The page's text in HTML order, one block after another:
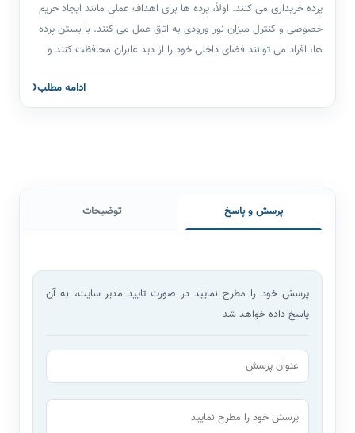
پرده خریداری می کنند. اولاً، پرده ها برای اهداف عملی مانند ایجاد حریم
خصوصی و کنترل میزان نور ورودی به اتاق عمل می کنند. با بستن پرده
ها، افراد می توانند فضای داخلی خود را از دید عابران محافظت کنند و
تنظیم نور طبیعی کمک می‌کنند و به افراد این امکان را می‌دهند تا
روشنایی و محیط را بر اساس ترجیحات خود تنظیم کنند. این ویژگی
عملکرد فضاها کمک می‌کند و ممکن است بر اساس نیازهای خاص هر
فضا چاپ و تولید شود..
ادامه مطلب
پرسش و پاسخ توضیحات
پرسش خود را مطرح نمایید در صورت تایید مدیر سایت، به آن
پاسخ داده خواهد شد